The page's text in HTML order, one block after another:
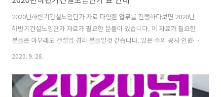
2020년하반기건설노임단가 자료 다양한 업무를 진행하다보면 2020년
하반기건설노임단가 자료가 필요한 분들이 있습니다. 이 자료가 필요한
분들은 아무래도 건설업 경리 분들일것 같습니다. 많은 수의 공사 인원과
설협회 정부노임단가 공시 자료(건설업 임금실태 조사 보고서-시중노임
단가)를 통해 확인할 수 있습니다. 2020년하반기건설노임단가 보고서
2020. 9. 28.